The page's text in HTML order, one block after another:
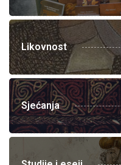
Likovnost
Sjećanja